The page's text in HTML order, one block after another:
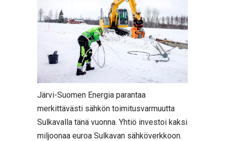
Järvi-Suomen Energia parantaa
merkittävästi sähkön toimitusvarmuutta
Sulkavalla tänä vuonna. Yhtiö investoi kaksi
miljoonaa euroa Sulkavan sähköverkkoon.